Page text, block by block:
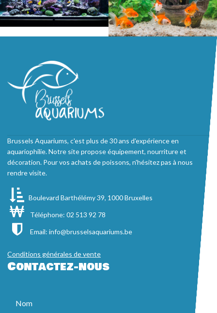
Brussels Aquariums, c'est plus de 30 ans d'expérience en
aquariophilie. Notre site propose équipement, nourriture et
décoration. Pour vos achats de poissons, n'hésitez pas à nous
rendre visite.
Boulevard Barthélémy 39, 1000 Bruxelles
Téléphone: 02 513 92 78
Email: info@brusselsaquariums.be
Conditions générales de vente
Contactez-nous